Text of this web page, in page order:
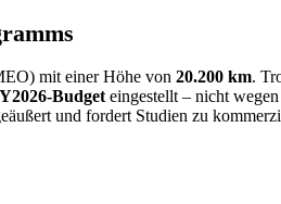
mit einer Höhe von 20.200 km.
Budget eingestellt – nicht
und fordert Studien zu